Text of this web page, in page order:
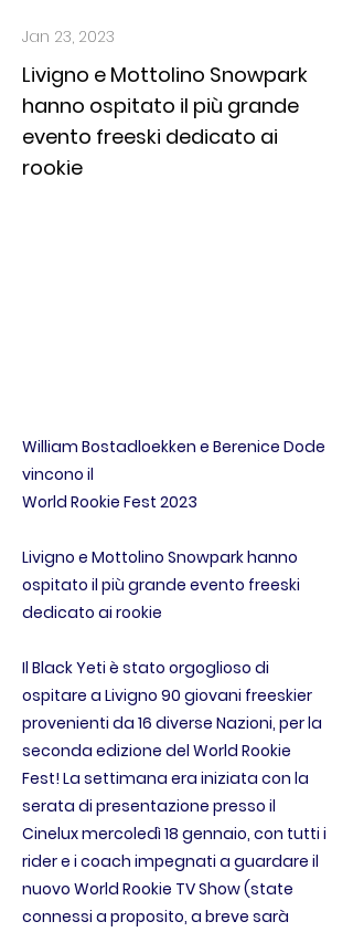
Jan 23, 2023
Livigno e Mottolino Snowpark
hanno ospitato il più grande
evento freeski dedicato ai
rookie
William Bostadloekken e Berenice Dode
vincono il
World Rookie Fest 2023
Livigno e Mottolino Snowpark hanno
ospitato il più grande evento freeski
dedicato ai rookie
Il Black Yeti è stato orgoglioso di
ospitare a Livigno 90 giovani freeskier
provenienti da 16 diverse Nazioni, per la
seconda edizione del World Rookie
Fest! La settimana era iniziata con la
serata di presentazione presso il
Cinelux mercoledì 18 gennaio, con tutti i
rider e i coach impegnati a guardare il
nuovo World Rookie TV Show (state
connessi a proposito, a breve sarà